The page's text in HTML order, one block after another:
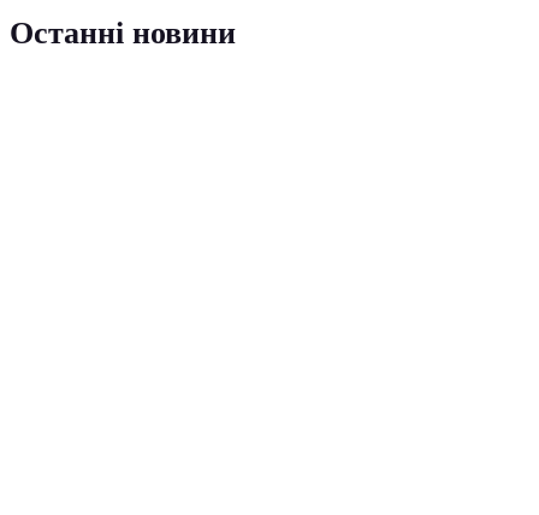
Останні новини